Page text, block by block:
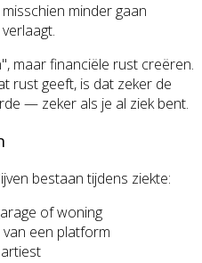
minder gaan
maar financiële rust creëren.
rust geeft, is dat zeker de
— zeker als je al ziek bent.
bestaan tijdens ziekte:
of woning
een platform